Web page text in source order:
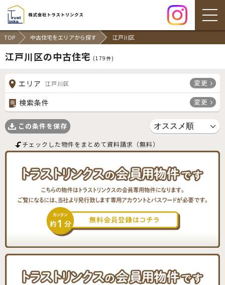
TOP 中古住宅をエリアから探す 江戸川区
江戸川区の中古住宅 (179件)
エリア 江戸川区 変更
検索条件 変更
この条件を保存
チェックした物件をまとめて資料請求（無料）